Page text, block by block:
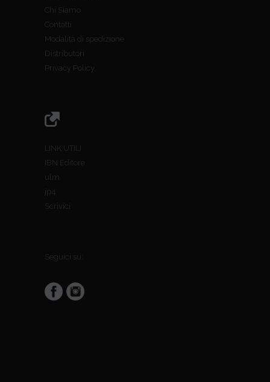
Chi Siamo
Contatti
Modalità di spedizione
Distributori
Privacy Policy
LINK UTILI
IBN Editore
ulm
jp4
Scrivici
Seguici su: